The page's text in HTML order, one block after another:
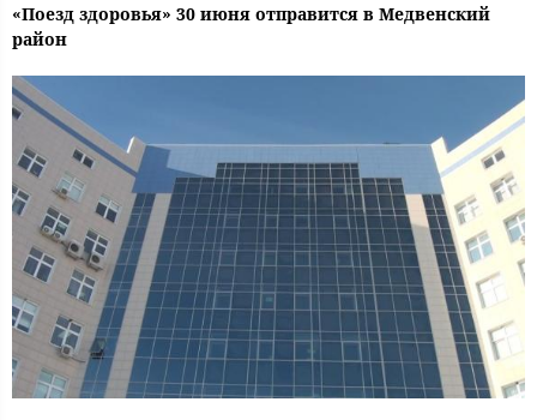
«Поезд здоровья» 30 июня отправится в Медвенский
район